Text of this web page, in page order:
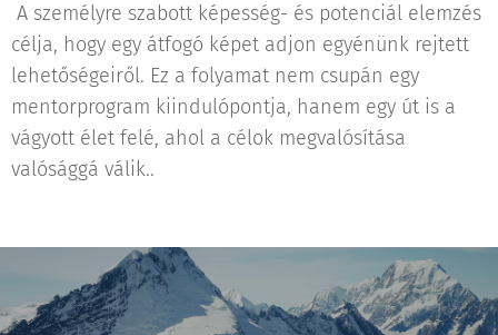
A személyre szabott képesség- és potenciál elemzés
célja, hogy egy átfogó képet adjon egyénünk rejtett
lehetőségeiről. Ez a folyamat nem csupán egy
mentorprogram kiindulópontja, hanem egy út is a
vágyott élet felé, ahol a célok megvalósítása
valósággá válik..